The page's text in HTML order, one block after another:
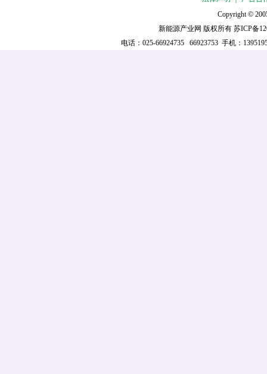
Copyright ©
新能源产业网 版权所有 苏ICP备
电话：025-66924735 66923753 手机：